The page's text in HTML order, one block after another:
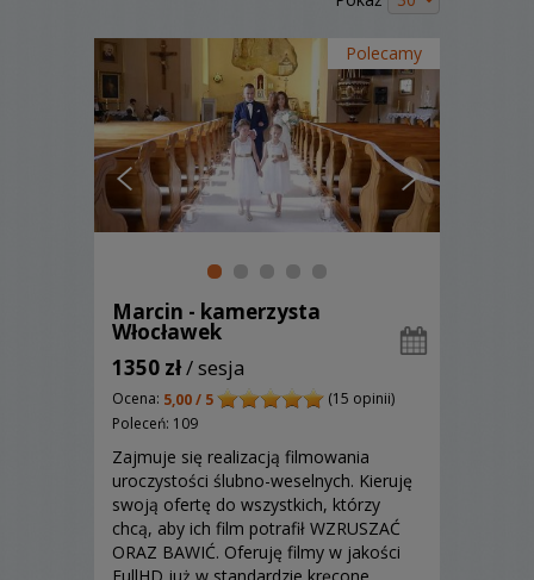
Polecamy
Marcin - kamerzysta
Włocławek
1350 zł/ sesja
Ocena: 5,00 / 5
(15 opinii)
Poleceń: 109
Zajmuje się realizacją filmowania
uroczystości ślubno-weselnych. Kieruję
swoją ofertę do wszystkich, którzy
chcą, aby ich film potrafił WZRUSZAĆ
ORAZ BAWIĆ. Oferuję filmy w jakości